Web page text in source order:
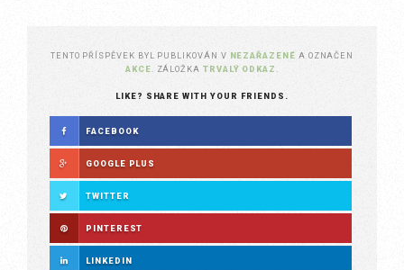
TENTO PŘÍSPĚVEK BYL PUBLIKOVÁN V NEZAŘAZENÉ A OZNAČEN
AKCE . ZÁLOŽKA TRVALÝ ODKAZ
LIKE? SHARE WITH YOUR FRIENDS.
FACEBOOK
GOOGLE PLUS
TWITTER
PINTEREST
LINKEDIN